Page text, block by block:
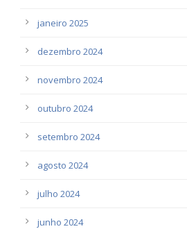
janeiro 2025
dezembro 2024
novembro 2024
outubro 2024
setembro 2024
agosto 2024
julho 2024
junho 2024